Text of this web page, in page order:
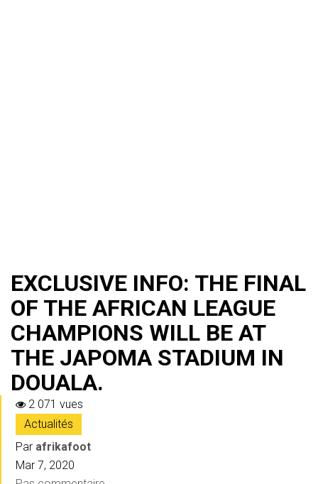
EXCLUSIVE INFO: THE FINAL
OF THE AFRICAN LEAGUE
CHAMPIONS WILL BE AT
THE JAPOMA STADIUM IN
DOUALA.
2 071 vues
Actualités
Par afrikafoot
Mar 7, 2020